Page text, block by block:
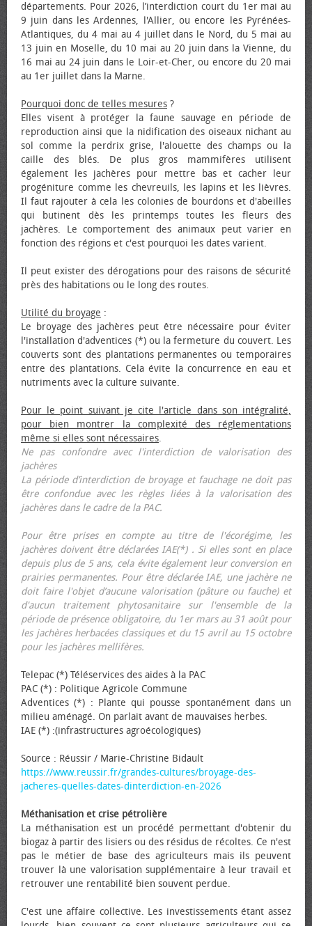
départements. Pour 2026, l’interdiction court du 1er mai au
9 juin dans les Ardennes, l'Allier, ou encore les Pyrénées-
Atlantiques, du 4 mai au 4 juillet dans le Nord, du 5 mai au
13 juin en Moselle, du 10 mai au 20 juin dans la Vienne, du
16 mai au 24 juin dans le Loir-et-Cher, ou encore du 20 mai
au 1er juillet dans la Marne.
Pourquoi donc de telles mesures ?
Elles visent à protéger la faune sauvage en période de
reproduction ainsi que la nidification des oiseaux nichant au
sol comme la perdrix grise, l'alouette des champs ou la
caille des blés. De plus gros mammifères utilisent
également les jachères pour mettre bas et cacher leur
progéniture comme les chevreuils, les lapins et les lièvres.
Il faut rajouter à cela les colonies de bourdons et d'abeilles
qui butinent dès les printemps toutes les fleurs des
jachères. Le comportement des animaux peut varier en
fonction des régions et c'est pourquoi les dates varient.
Il peut exister des dérogations pour des raisons de sécurité
près des habitations ou le long des routes.
Utilité du broyage :
Le broyage des jachères peut être nécessaire pour éviter
l'installation d'adventices (*) ou la fermeture du couvert. Les
couverts sont des plantations permanentes ou temporaires
entre des plantations. Cela évite la concurrence en eau et
nutriments avec la culture suivante.
Pour le point suivant je cite l'article dans son intégralité,
pour bien montrer la complexité des réglementations
même si elles sont nécessaires.
Ne pas confondre avec l'interdiction de valorisation des
jachères
La période d’interdiction de broyage et fauchage ne doit pas
être confondue avec les règles liées à la valorisation des
jachères dans le cadre de la PAC.
Pour être prises en compte au titre de l'écorégime, les
jachères doivent être déclarées IAE(*) . Si elles sont en place
depuis plus de 5 ans, cela évite également leur conversion en
prairies permanentes. Pour être déclarée IAE, une jachère ne
doit faire l'objet d’aucune valorisation (pâture ou fauche) et
d'aucun traitement phytosanitaire sur l'ensemble de la
période de présence obligatoire, du 1er mars au 31 août pour
les jachères herbacées classiques et du 15 avril au 15 octobre
pour les jachères mellifères.
Telepac (*) Téléservices des aides à la PAC
PAC (*) : Politique Agricole Commune
Adventices (*) : Plante qui pousse spontanément dans un
milieu aménagé. On parlait avant de mauvaises herbes.
IAE (*) :(infrastructures agroécologiques)
Source : Réussir / Marie-Christine Bidault
https://www.reussir.fr/grandes-cultures/broyage-des-
jacheres-quelles-dates-dinterdiction-en-2026
Méthanisation et crise pétrolière
La méthanisation est un procédé permettant d'obtenir du
biogaz à partir des lisiers ou des résidus de récoltes. Ce n'est
pas le métier de base des agriculteurs mais ils peuvent
trouver là une valorisation supplémentaire à leur travail et
retrouver une rentabilité bien souvent perdue.
C'est une affaire collective. Les investissements étant assez